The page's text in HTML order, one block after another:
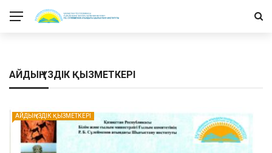
АЙДЫҢ ҮЗДІК ҚЫЗМЕТКЕРІ
АЙДЫҢ ҮЗДІК ҚЫЗМЕТКЕРІ